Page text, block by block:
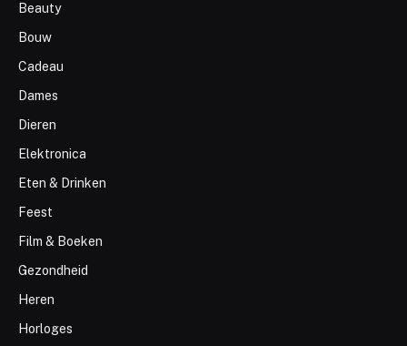
Beauty
Bouw
Cadeau
Dames
Dieren
Elektronica
Eten & Drinken
Feest
Film & Boeken
Gezondheid
Heren
Horloges